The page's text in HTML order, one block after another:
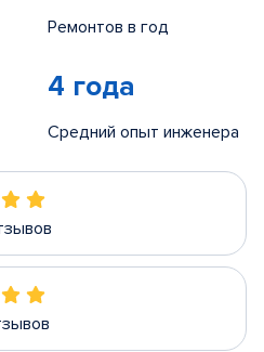
Ремонтов в год
4 года
Средний опыт инженера